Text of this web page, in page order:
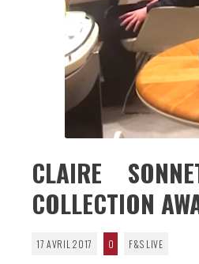
CLAIRE
COLLECTION
17 AVRIL 2017 0 F&S LIVE